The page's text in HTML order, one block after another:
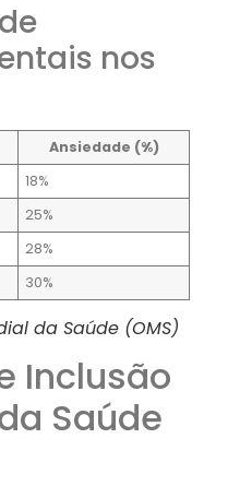
nos
Ansiedade (%)
18%
25%
28%
30%
da Saúde (OMS)
Inclusão
Saúde